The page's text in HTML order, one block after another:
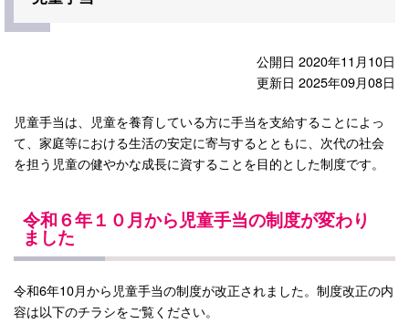
公開日 2020年11月10日
更新日 2025年09月08日
児童手当は、児童を養育している方に手当を支給することによっ
て、家庭等における生活の安定に寄与するとともに、次代の社会
を担う児童の健やかな成長に資することを目的とした制度です。
令和６年１０月から児童手当の制度が変わり
ました
令和6年10月から児童手当の制度が改正されました。制度改正の内
容は以下のチラシをご覧ください。